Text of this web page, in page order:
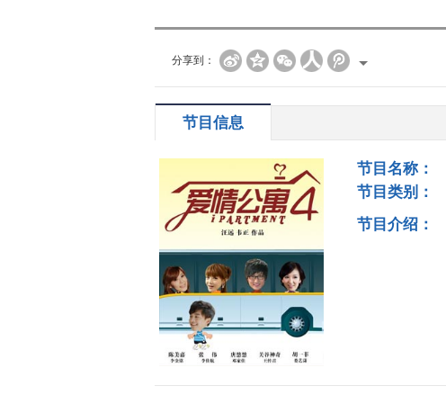
分享到：
节目信息
节目名称：
节目类别：
节目介绍：